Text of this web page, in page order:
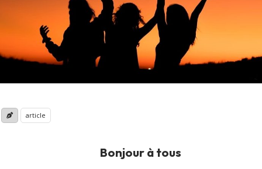
article
Bonjour à tous